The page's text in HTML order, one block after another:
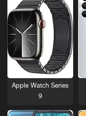
Apple Watch Series
9